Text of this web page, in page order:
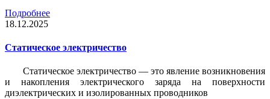
Подробнее
18.12.2025
Статическое электричество
Статическое электричество — это явление возникновения
и накопления электрического заряда на поверхности
диэлектрических и изолированных проводников